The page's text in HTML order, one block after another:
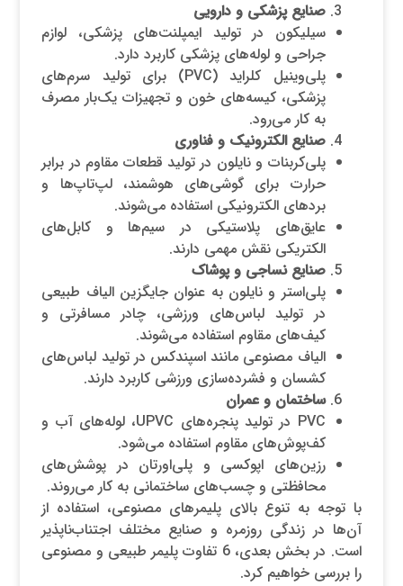
صنایع پزشکی و دارویی
سیلیکون در تولید ایمپلنت‌های پزشکی، لوازم
جراحی و لوله‌های پزشکی کاربرد دارد.
پلی‌وینیل کلراید (PVC) برای تولید سرم‌های
پزشکی، کیسه‌های خون و تجهیزات یک‌بار مصرف
به کار می‌رود.
صنایع الکترونیک و فناوری
پلی‌کربنات و نایلون در تولید قطعات مقاوم در برابر
حرارت برای گوشی‌های هوشمند، لپ‌تاپ‌ها و
بردهای الکترونیکی استفاده می‌شوند.
عایق‌های پلاستیکی در سیم‌ها و کابل‌های
الکتریکی نقش مهمی دارند.
صنایع نساجی و پوشاک
پلی‌استر و نایلون به عنوان جایگزین الیاف طبیعی
در تولید لباس‌های ورزشی، چادر مسافرتی و
کیف‌های مقاوم استفاده می‌شوند.
الیاف مصنوعی مانند اسپندکس در تولید لباس‌های
کشسان و فشرده‌سازی ورزشی کاربرد دارند.
ساختمان و عمران
PVC در تولید پنجره‌های UPVC، لوله‌های آب و
کف‌پوش‌های مقاوم استفاده می‌شود.
رزین‌های اپوکسی و پلی‌اورتان در پوشش‌های
محافظتی و چسب‌های ساختمانی به کار می‌روند.
با توجه به تنوع بالای پلیمرهای مصنوعی، استفاده از
آن‌ها در زندگی روزمره و صنایع مختلف اجتناب‌ناپذیر
است. در بخش بعدی، 6 تفاوت پلیمر طبیعی و مصنوعی
را بررسی خواهیم کرد.